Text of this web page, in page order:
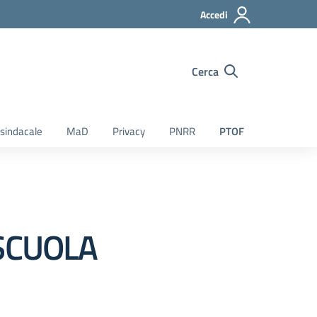
Accedi
Cerca
MaD Privacy PNRR PTOF